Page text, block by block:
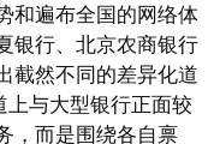
和遍布全国的网络体
银行、北京农商银行
截然不同的差异化道
上与大型银行正面较
，而是围绕各自禀